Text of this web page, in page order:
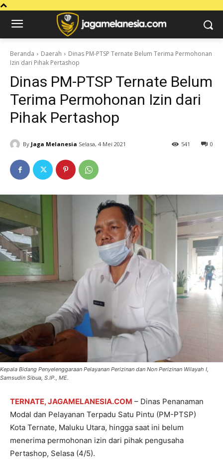
Beranda Daerah
Dinas PM-PTSP Ternate Belum Terima Permohonan
Izin dari Pihak Pertashop
Dinas PM-PTSP Ternate Belum
Terima Permohonan Izin dari
Pihak Pertashop
By Jaga Melanesia Selasa, 4 Mei 2021 0
541
Kepala Bidang Penyelenggaraan Pelayanan Perizinan dan Non Perizinan Wilayah I,
Samsudin Sibua, S.IP., ME.
TERNATE, JAGAMELANESIA.COM – Dinas Penanaman
Modal dan Pelayanan Terpadu Satu Pintu (PM-PTSP)
Kota Ternate, Maluku Utara, hingga saat ini belum
menerima permohonan izin dari pihak pengusaha
Pertashop, Selasa (4/5).